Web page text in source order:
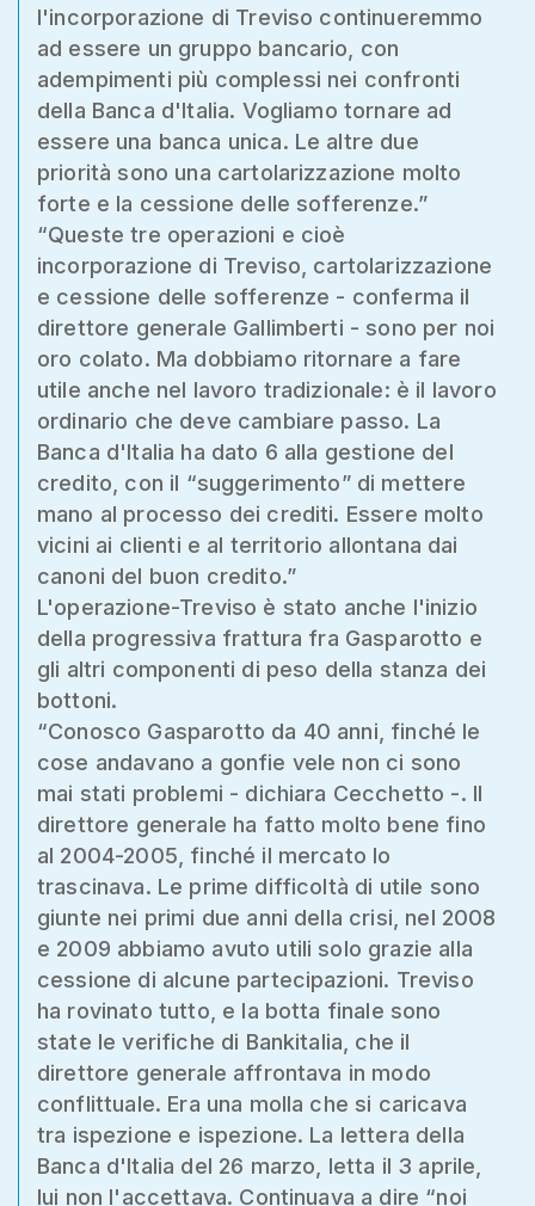
l'incorporazione di Treviso continueremmo
ad essere un gruppo bancario, con
adempimenti più complessi nei confronti
della Banca d'Italia. Vogliamo tornare ad
essere una banca unica. Le altre due
priorità sono una cartolarizzazione molto
forte e la cessione delle sofferenze.”
“Queste tre operazioni e cioè
incorporazione di Treviso, cartolarizzazione
e cessione delle sofferenze - conferma il
direttore generale Gallimberti - sono per noi
oro colato. Ma dobbiamo ritornare a fare
utile anche nel lavoro tradizionale: è il lavoro
ordinario che deve cambiare passo. La
Banca d'Italia ha dato 6 alla gestione del
credito, con il “suggerimento” di mettere
mano al processo dei crediti. Essere molto
vicini ai clienti e al territorio allontana dai
canoni del buon credito.”
L'operazione-Treviso è stato anche l'inizio
della progressiva frattura fra Gasparotto e
gli altri componenti di peso della stanza dei
bottoni.
“Conosco Gasparotto da 40 anni, finché le
cose andavano a gonfie vele non ci sono
mai stati problemi - dichiara Cecchetto -. Il
direttore generale ha fatto molto bene fino
al 2004-2005, finché il mercato lo
trascinava. Le prime difficoltà di utile sono
giunte nei primi due anni della crisi, nel 2008
e 2009 abbiamo avuto utili solo grazie alla
cessione di alcune partecipazioni. Treviso
ha rovinato tutto, e la botta finale sono
state le verifiche di Bankitalia, che il
direttore generale affrontava in modo
conflittuale. Era una molla che si caricava
tra ispezione e ispezione. La lettera della
Banca d'Italia del 26 marzo, letta il 3 aprile,
lui non l'accettava. Continuava a dire “noi